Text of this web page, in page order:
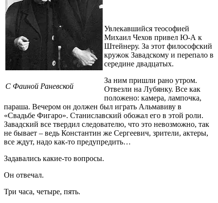
С Фаиной Раневской
Увлекавшийся теософией
Михаил Чехов привел Ю-А к
Штейнеру. За этот философский
кружок Завадскому и перепало в
середине двадцатых.
За ним пришли рано утром.
Отвезли на Лубянку. Все как
положено: камера, лампочка,
параша. Вечером он должен был играть Альмавиву в
«Свадьбе Фигаро». Станиславский обожал его в этой роли.
Завадский все твердил следователю, что это невозможно, так
не бывает – ведь Константин же Сергеевич, зрители, актеры,
все ждут, надо как-то предупредить…
Задавались какие-то вопросы.
Он отвечал.
Три часа, четыре, пять.